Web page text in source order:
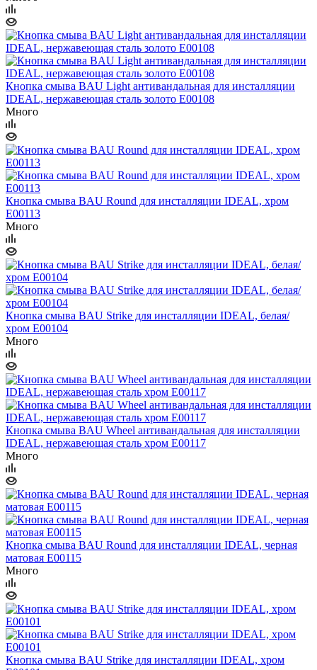
Кнопка смыва BAU Light антивандальная для инсталляции
IDEAL, нержавеющая сталь золото E00108
Много
Кнопка смыва BAU Round для инсталляции IDEAL, хром
E00113
Много
Кнопка смыва BAU Strike для инсталляции IDEAL, белая/
хром E00104
Много
Кнопка смыва BAU Wheel антивандальная для инсталляции
IDEAL, нержавеющая сталь хром E00117
Много
Кнопка смыва BAU Round для инсталляции IDEAL, черная
матовая E00115
Много
Кнопка смыва BAU Strike для инсталляции IDEAL, хром